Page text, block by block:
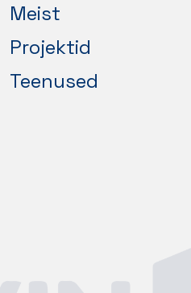
Meist
Projektid
Teenused